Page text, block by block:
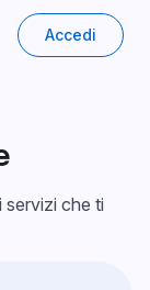
Accedi
servizi che ti